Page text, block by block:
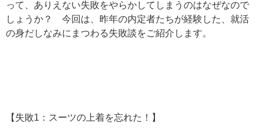
って、ありえない失敗をやらかしてしまうのはなぜなので
しょうか？ 今回は、昨年の内定者たちが経験した、就活
の身だしなみにまつわる失敗談をご紹介します。
【失敗1：スーツの上着を忘れた！】